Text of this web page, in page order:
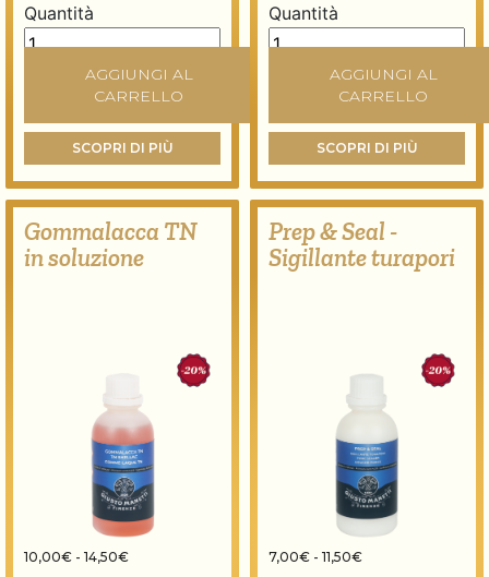
Quantità
Ammanitura pronta quantità
AGGIUNGI AL
CARRELLO
SCOPRI DI PIÙ
Quantità
Gommalacca TN in
AGGIUNGI AL
CARRELLO
SCOPRI DI PIÙ
Gommalacca TN
in soluzione
10,00€ - 14,50€Fascia di prezzo: da 10,00€ a 14,50€
Prep & Seal -
Sigillante turapori
7,00€ - 11,50€Fascia di prezzo: